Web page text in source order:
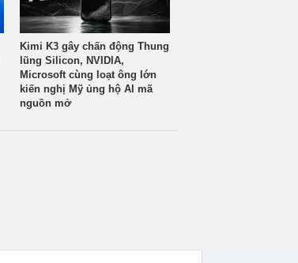
Kimi K3 gây chấn động Thung
lũng Silicon, NVIDIA,
Microsoft cùng loạt ông lớn
kiến nghị Mỹ ủng hộ AI mã
nguồn mở